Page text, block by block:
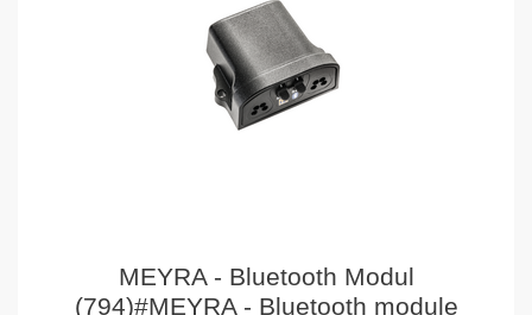
MEYRA - Bluetooth Modul
(794)#MEYRA - Bluetooth module